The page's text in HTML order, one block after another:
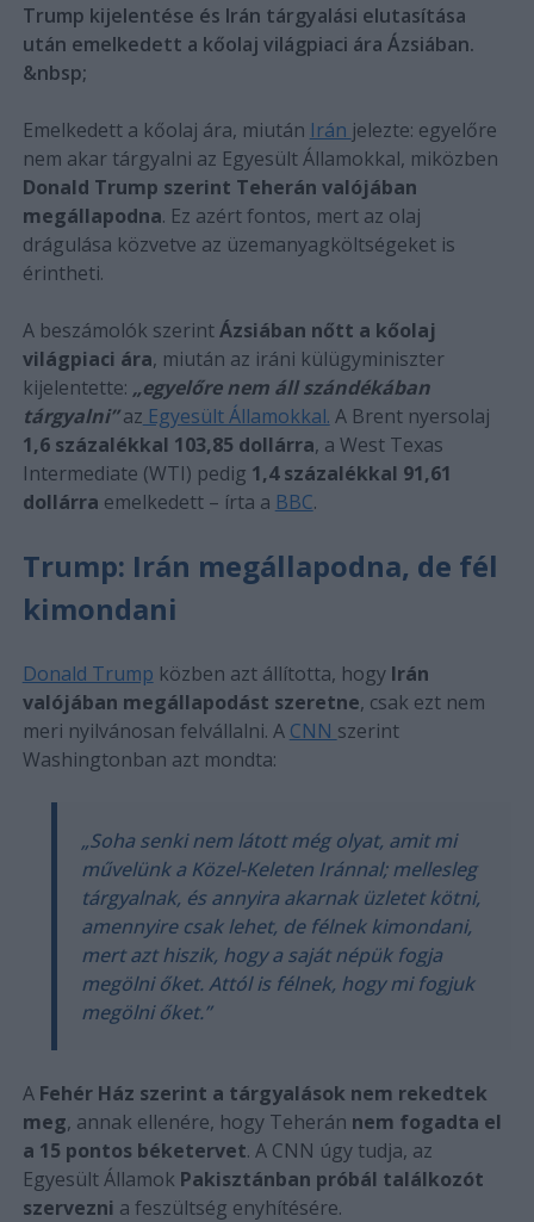
Trump kijelentése és Irán tárgyalási elutasítása
után emelkedett a kőolaj világpiaci ára Ázsiában.
&nbsp;
Emelkedett a kőolaj ára, miután Irán jelezte: egyelőre
nem akar tárgyalni az Egyesült Államokkal, miközben
Donald Trump szerint Teherán valójában
megállapodna. Ez azért fontos, mert az olaj
drágulása közvetve az üzemanyagköltségeket is
érintheti.
A beszámolók szerintÁzsiában nőtt a kőolaj
világpiaci ára, miután az iráni külügyminiszter
kijelentette: „egyelőre nem áll szándékában
tárgyalni”az Egyesült Államokkal. A Brent nyersolaj
1,6 százalékkal 103,85 dollárra, a West Texas
Intermediate (WTI) pedig 1,4 százalékkal 91,61
dollárra emelkedett – írta a BBC.
Trump: Irán megállapodna, de fél
kimondani
Donald Trump közben azt állította, hogy Irán
valójában megállapodást szeretne, csak ezt nem
meri nyilvánosan felvállalni. A CNN szerint
Washingtonban azt mondta:
„Soha senki nem látott még olyat, amit mi
művelünk a Közel-Keleten Iránnal; mellesleg
tárgyalnak, és annyira akarnak üzletet kötni,
amennyire csak lehet, de félnek kimondani,
mert azt hiszik, hogy a saját népük fogja
megölni őket. Attól is félnek, hogy mi fogjuk
megölni őket.”
A Fehér Ház szerint a tárgyalások nem rekedtek
meg, annak ellenére, hogy Teherán nem fogadta el
a 15 pontos béketervet. A CNN úgy tudja, az
Egyesült Államok Pakisztánban próbál találkozót
szervezni a feszültség enyhítésére.